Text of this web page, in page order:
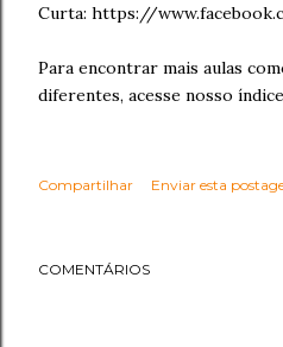
Curta: https://
Para encontrar mais aulas
diferentes, acesse nosso índice
Compartilhar Enviar esta
COMENTÁRIOS